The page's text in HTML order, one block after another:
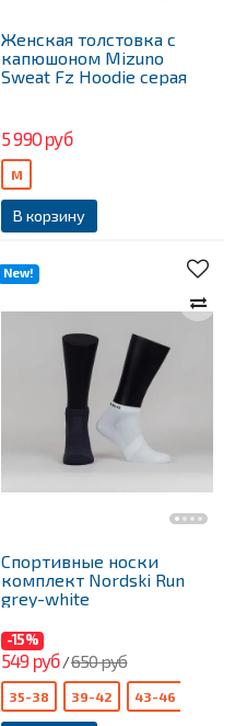
Женская толстовка с
капюшоном Mizuno
Sweat Fz Hoodie серая
5 990 руб
В корзину
M
New!
Спортивные носки
комплект Nordski Run
grey-white
-15%
549 руб/650 руб
35-38 39-42 43-46